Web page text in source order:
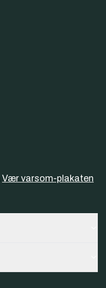
Vær varsom-plakaten